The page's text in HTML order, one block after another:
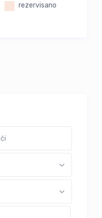
rezervisano